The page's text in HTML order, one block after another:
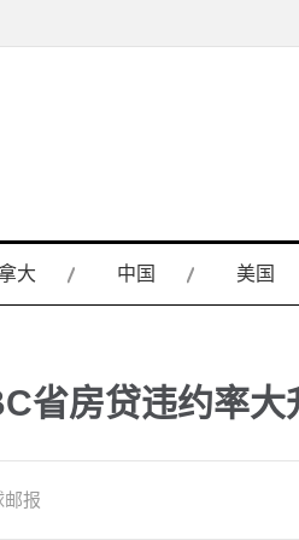
大 中国 美国
省房贷违约率大
邮报